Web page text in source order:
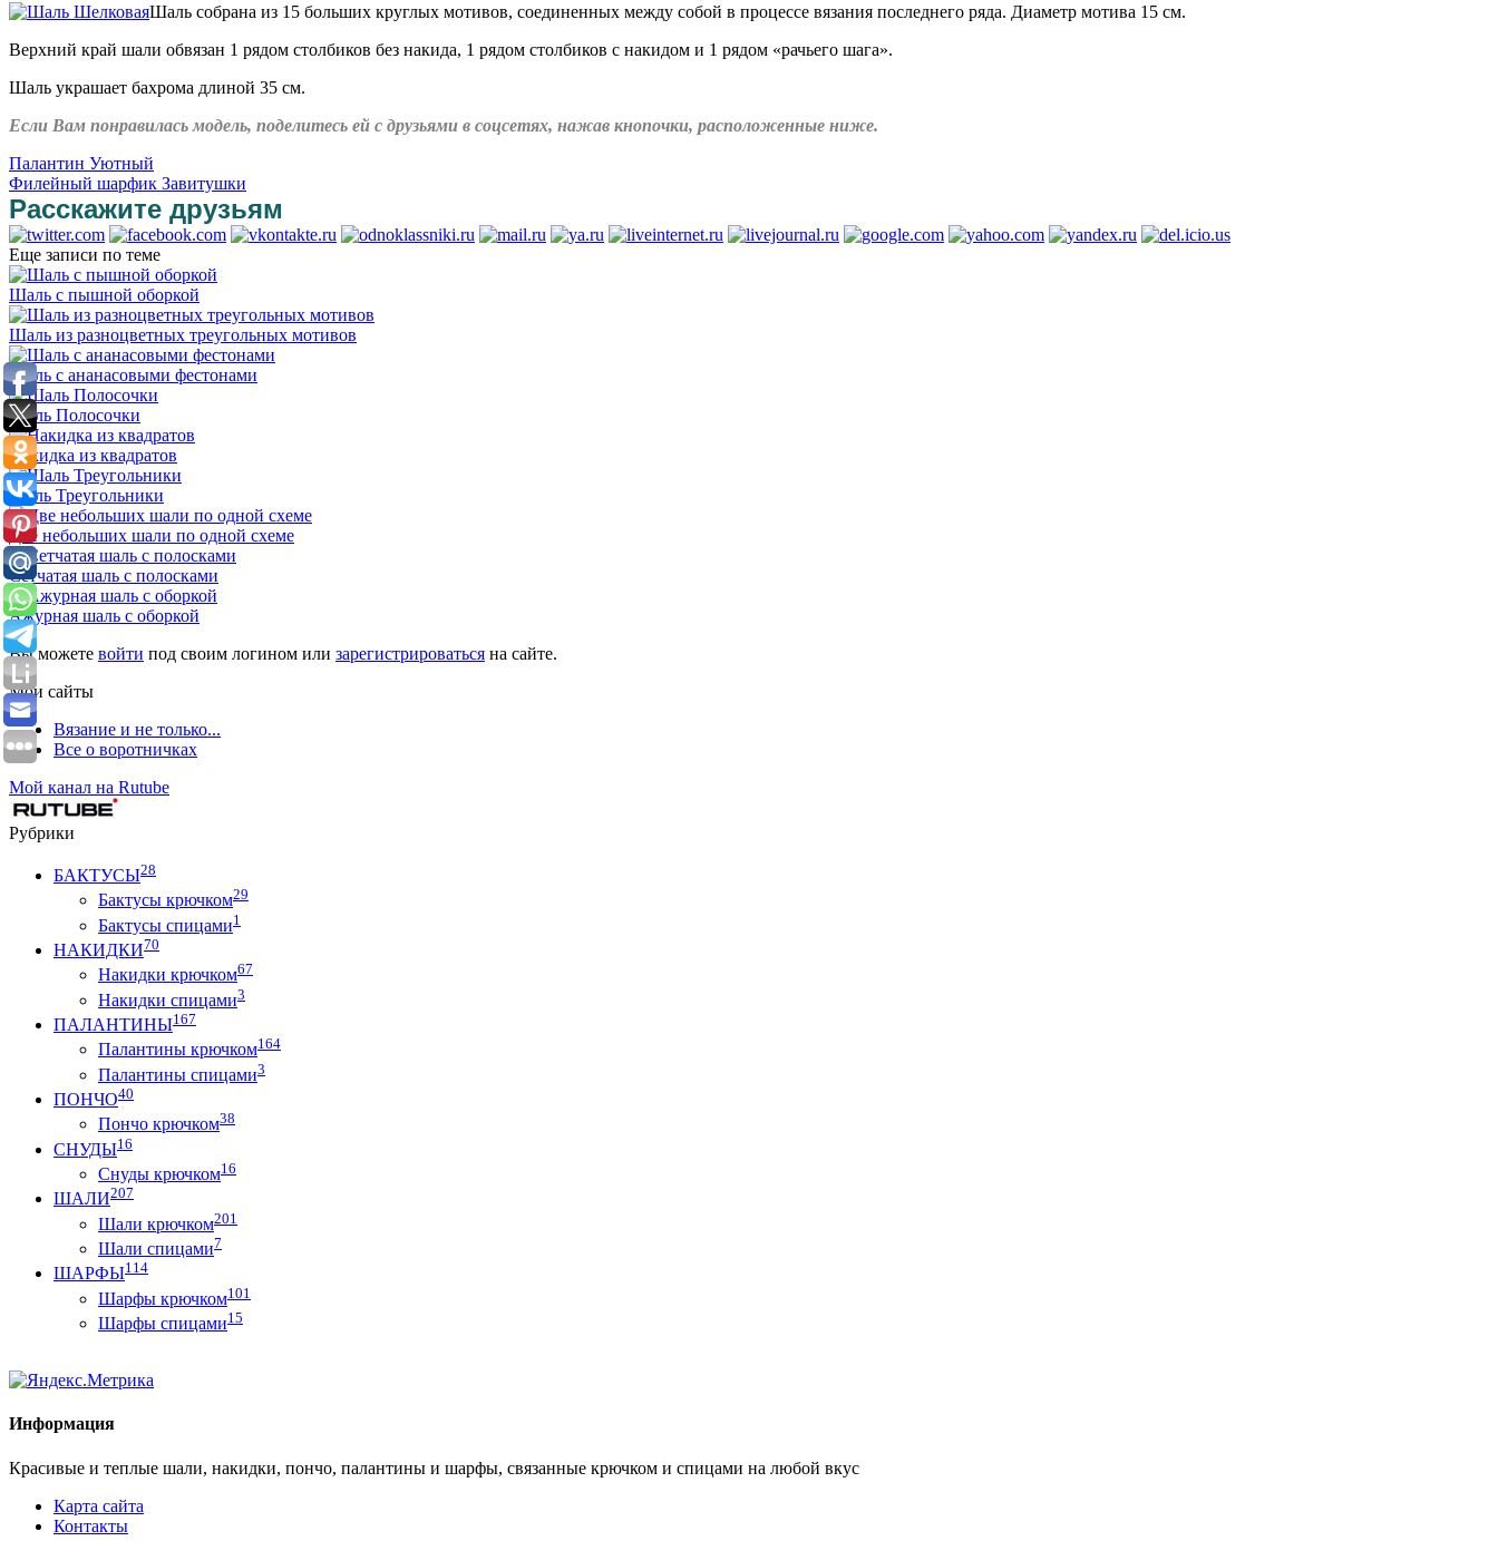
Шаль собрана из 15 больших круглых мотивов, соединенных между собой в процессе вязания последнего ряда. Диаметр мотива 15 см.
Верхний край шали обвязан 1 рядом столбиков без накида, 1 рядом столбиков с накидом и 1 рядом «рачьего шага».
Шаль украшает бахрома длиной 35 см.
Если Вам понравилась модель, поделитесь ей с друзьями в соцсетях, нажав кнопочки, расположенные ниже.
Палантин Уютный
Филейный шарфик Завитушки
Расскажите друзьям
Еще записи по теме
Шаль с пышной оборкой
Шаль из разноцветных треугольных мотивов
Шаль с ананасовыми фестонами
Шаль Полосочки
Накидка из квадратов
Шаль Треугольники
Две небольших шали по одной схеме
Сетчатая шаль с полосками
Ажурная шаль с оборкой
Вы можете войти под своим логином или зарегистрироваться на сайте.
Мои сайты
Вязание и не только...
Все о воротничках
Мой канал на Rutube
Рубрики
БАКТУСЫ28
Бактусы крючком29
Бактусы спицами1
НАКИДКИ70
Накидки крючком67
Накидки спицами3
ПАЛАНТИНЫ167
Палантины крючком164
Палантины спицами3
ПОНЧО40
Пончо крючком38
СНУДЫ16
Снуды крючком16
ШАЛИ207
Шали крючком201
Шали спицами7
ШАРФЫ114
Шарфы крючком101
Шарфы спицами15
Информация
Красивые и теплые шали, накидки, пончо, палантины и шарфы, связанные крючком и спицами на любой вкус
Карта сайта
Контакты